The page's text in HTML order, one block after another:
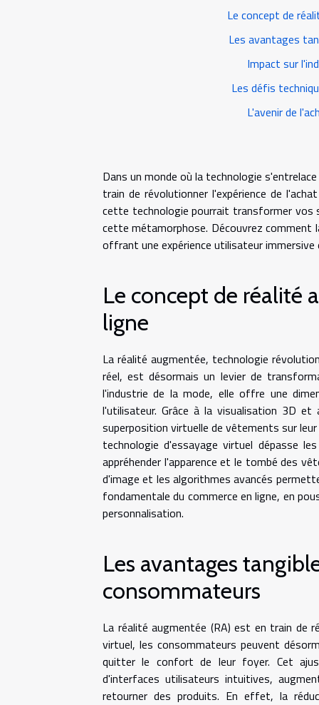
Le concept de
Les avantages
Impact sur
Les défis
L'avenir de
Dans un monde où la technologie
train de révolutionner l'expérience de
cette technologie pourrait transformer vos
cette métamorphose. Découvrez comment
offrant une expérience utilisateur immersive
Le concept de réalité
ligne
La réalité augmentée, technologie
réel, est désormais un levier de
l'industrie de la mode, elle offre une
l'utilisateur. Grâce à la visualisation 3D et
superposition virtuelle de vêtements sur
technologie d'essayage virtuel dépasse
appréhender l'apparence et le tombé des
d'image et les algorithmes avancés
fondamentale du commerce en ligne, en
personnalisation.
Les avantages
consommateurs
La réalité augmentée (RA) est en train de
virtuel, les consommateurs peuvent
quitter le confort de leur foyer. Cet
d'interfaces utilisateurs intuitives,
retourner des produits. En effet, la